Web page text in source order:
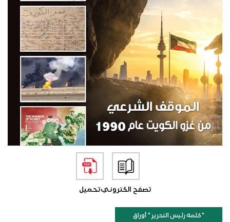
تصفح الكترونيتحميل
"كلمة رئيس التحرير " أوراق